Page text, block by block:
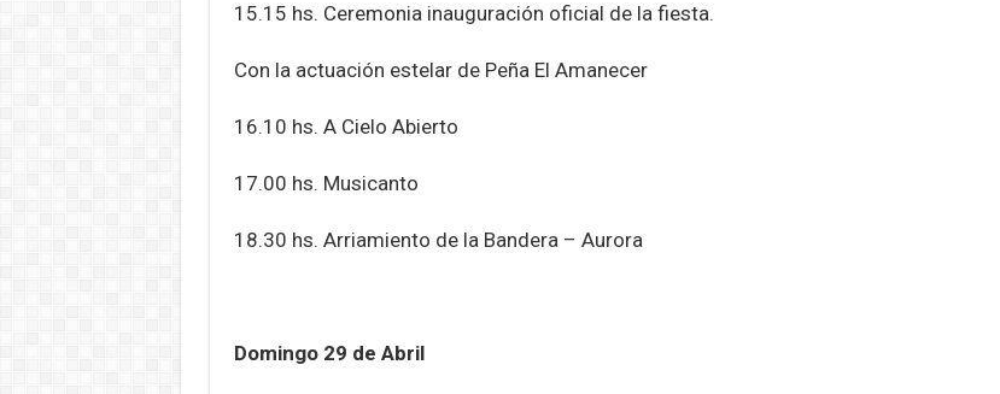
15.15 hs. Ceremonia inauguración oficial de la fiesta.
Con la actuación estelar de Peña El Amanecer
16.10 hs. A Cielo Abierto
17.00 hs. Musicanto
18.30 hs. Arriamiento de la Bandera – Aurora
Domingo 29 de Abril